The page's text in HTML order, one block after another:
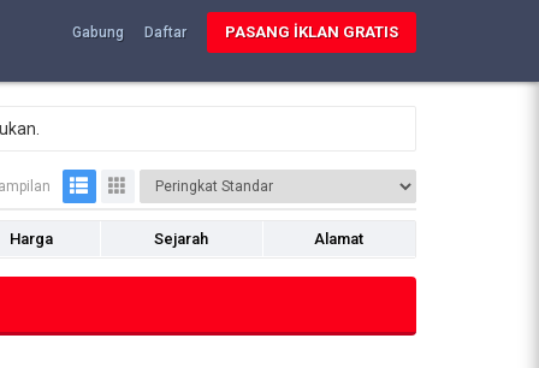
Gabung Daftar PASANG İKLAN GRATIS
Harga Sejarah Alamat